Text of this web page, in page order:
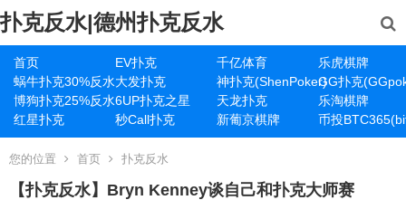
扑克反水|德州扑克反水
首页 EV扑克 千亿体育
乐虎棋牌
蜗牛扑克30%反水大发扑克 神扑克(ShenPoker)GG扑克
博狗扑克25%反水6UP扑克之星 天龙扑克
乐淘棋牌
红星扑克
秒Call扑克 新葡京棋牌 币投
您的位置 首页 扑克反水
【扑克反水】Bryn Kenney谈自己和扑克大师赛